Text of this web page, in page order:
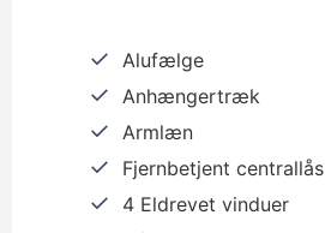
Alufælge
Anhængertræk
Armlæn
Fjernbetjent centrallås
4 Eldrevet vinduer